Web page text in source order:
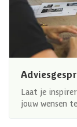
Laat je
jouw wensen